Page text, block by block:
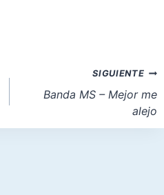
SIGUIENTE
Banda MS – Mejor me
alejo